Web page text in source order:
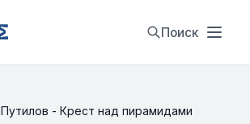
Поиск
Путилов - Крест над пирамидами